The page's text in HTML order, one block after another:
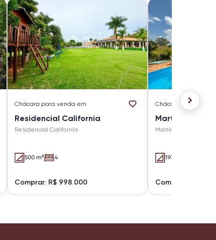
Chácara para venda em
Residencial California
Residencial California
500 m² 4
Comprar: R$ 998.000
Chácara para
Martinelli
Martinelli
193 m²
Comprar: R$